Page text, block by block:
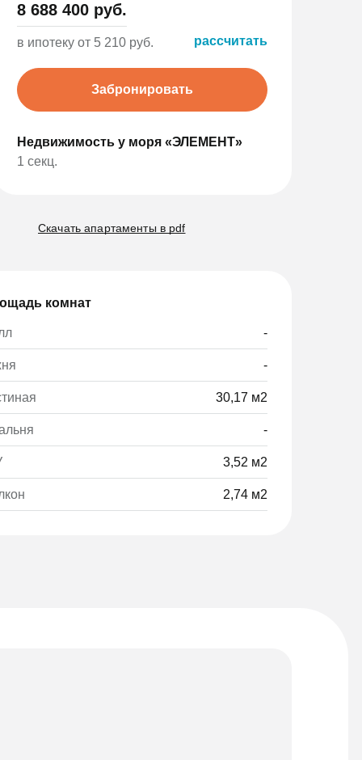
8 688 400 руб.
в ипотеку от 5 210 руб. рассчитать
Забронировать
Недвижимость у моря «ЭЛЕМЕНТ»
1 секц.
Скачать апартаменты в pdf
комнат
-
-
30,17 м2
-
3,52 м2
2,74 м2